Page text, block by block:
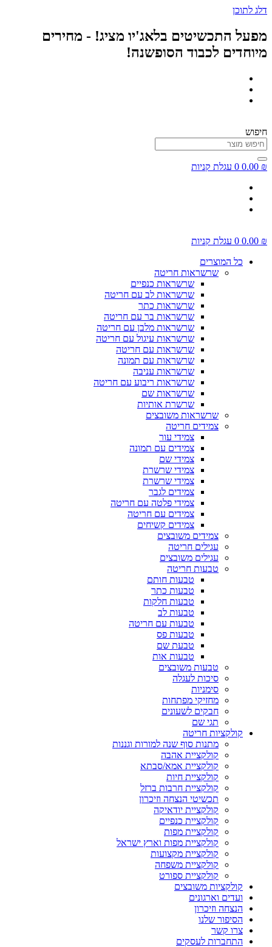
דלג לתוכן
מפעל התכשיטים בלאג'יו מציג! - מחירים
מיוחדים לכבוד הסופשנה!
חיפוש
0.00 ₪
0 עגלת קניות
0.00 ₪
0 עגלת קניות
כל המוצרים
שרשראות חריטה
שרשראות כנפיים
שרשראות לב עם חריטה
שרשראות כתר
שרשראות בר עם חריטה
שרשראות מלבן עם חריטה
שרשראות עיגול עם חריטה
שרשראות עם חריטה
שרשראות עם תמונה
שרשראות עניבה
שרשראות ריבוע עם חריטה
שרשראות שם
שרשרת אותיות
שרשראות משובצים
צמידים חריטה
צמידי עור
צמידים עם תמונה
צמידי שם
צמידי שרשרת
צמידי שרשרת
צמידים לגבר
צמידי פלטה עם חריטה
צמידים עם חריטה
צמידים קשיחים
צמידים משובצים
עגילים חריטה
עגילים משובצים
טבעות חריטה
טבעות חותם
טבעות כתר
טבעות חלקות
טבעות לב
טבעות עם חריטה
טבעות פס
טבעת שם
טבעות אות
טבעות משובצים
סיכות לעגלה
סימניות
מחזיקי מפתחות
חבקים לשעונים
תגי שם
קולקציות חריטה
מתנות סוף שנה למורות וגננות
קולקציית אהבה
קולקציית אמא/סבתא
קולקציית חיות
קולקציית חרבות ברזל
תכשיטי הנצחה וזיכרון
קולקציית יודאיקה
קולקציית כנפיים
קולקציית מפות
קולקציית מפות וארץ ישראל
קולקציית מקצועות
קולקציית משפחה
קולקציית ספורט
קולקציות משובצים
ועדים וארגונים
הנצחה וזיכרון
הסיפור שלנו
צרו קשר
התחברות לעסקים